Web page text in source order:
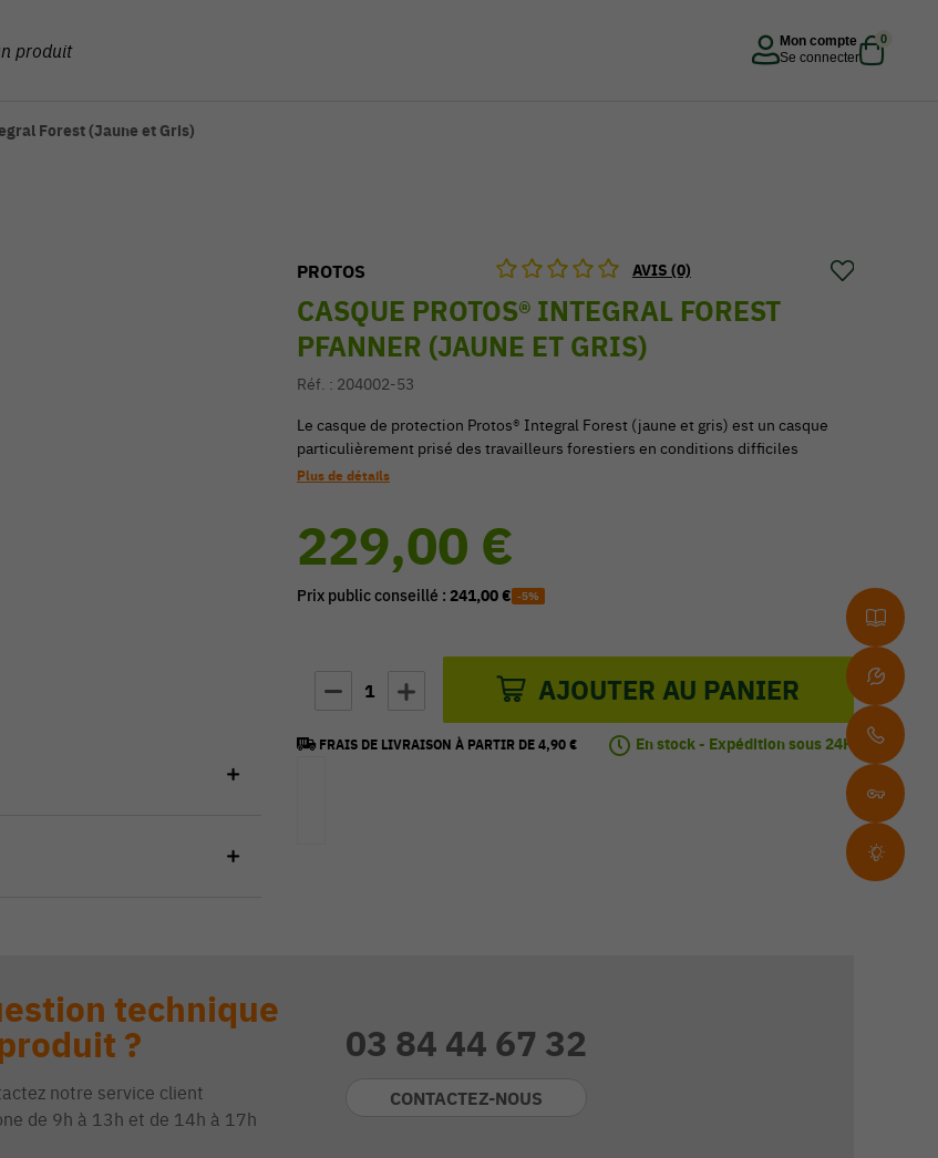
Mon compte
Se connecter
0
Forest (Jaune et Gris)
PROTOS AVIS (0)
CASQUE PROTOS® INTEGRAL FOREST
PFANNER (JAUNE ET GRIS)
Réf. : 204002-53
Le casque de protection Protos® Integral Forest (jaune et gris) est un casque
particulièrement prisé des travailleurs forestiers en conditions difficiles
Plus de détails
229,00 €
Prix public conseillé : 241,00 € -5%
1 AJOUTER AU PANIER
FRAIS DE LIVRAISON À PARTIR DE 4,90 € En stock - Expédition sous 24H
technique
?
notre service client
de 9h à 13h et de 14h à 17h
03 84 44 67 32
CONTACTEZ-NOUS